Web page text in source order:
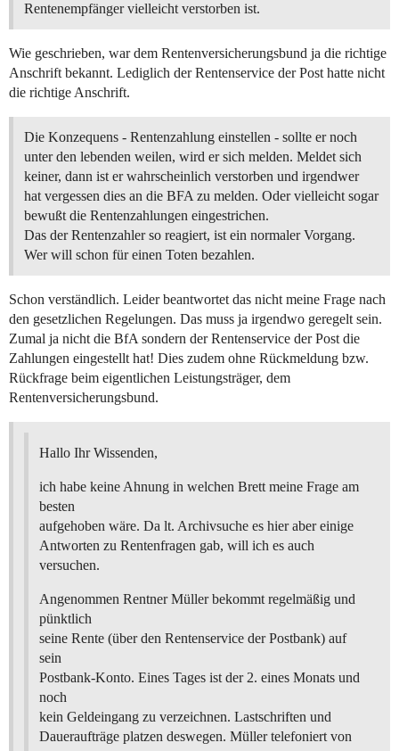
Rentenempfänger vielleicht verstorben ist.
Wie geschrieben, war dem Rentenversicherungsbund ja die richtige
Anschrift bekannt. Lediglich der Rentenservice der Post hatte nicht
die richtige Anschrift.
Die Konzequens - Rentenzahlung einstellen - sollte er noch
unter den lebenden weilen, wird er sich melden. Meldet sich
keiner, dann ist er wahrscheinlich verstorben und irgendwer
hat vergessen dies an die BFA zu melden. Oder vielleicht sogar
bewußt die Rentenzahlungen eingestrichen.
Das der Rentenzahler so reagiert, ist ein normaler Vorgang.
Wer will schon für einen Toten bezahlen.
Schon verständlich. Leider beantwortet das nicht meine Frage nach
den gesetzlichen Regelungen. Das muss ja irgendwo geregelt sein.
Zumal ja nicht die BfA sondern der Rentenservice der Post die
Zahlungen eingestellt hat! Dies zudem ohne Rückmeldung bzw.
Rückfrage beim eigentlichen Leistungsträger, dem
Rentenversicherungsbund.
Hallo Ihr Wissenden,
ich habe keine Ahnung in welchen Brett meine Frage am
besten
aufgehoben wäre. Da lt. Archivsuche es hier aber einige
Antworten zu Rentenfragen gab, will ich es auch
versuchen.
Angenommen Rentner Müller bekommt regelmäßig und
pünktlich
seine Rente (über den Rentenservice der Postbank) auf
sein
Postbank-Konto. Eines Tages ist der 2. eines Monats und
noch
kein Geldeingang zu verzeichnen. Lastschriften und
Daueraufträge platzen deswegen. Müller telefoniert von